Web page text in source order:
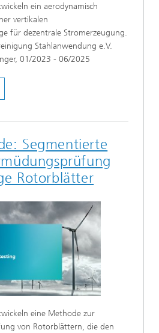
ein aerodynamisch
vertikalen
für dezentrale Stromerzeugung.
Stahlanwendung e.V.
01/2023 - 06/2025
Segmentierte
Rotorblätter
eine Methode zur
von Rotorblättern, die den